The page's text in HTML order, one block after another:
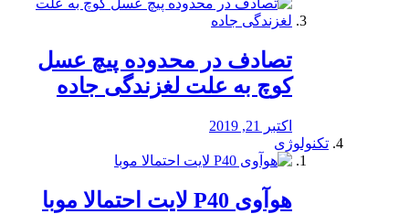
تصادف در محدوده پیچ عسل
کوچ به علت لغزندگی جاده
اکتبر 21, 2019
تکنولوژی
هوآوی P40 لایت احتمالا موبا